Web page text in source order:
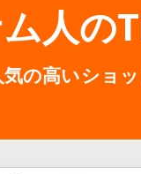
人の
の高いショ